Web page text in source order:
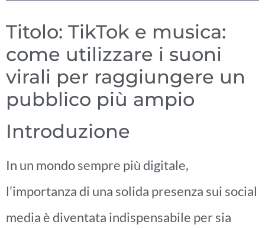
Titolo: TikTok e musica:
come utilizzare i suoni
virali per raggiungere un
pubblico più ampio
Introduzione
In un mondo sempre più digitale,
l’importanza di una solida presenza sui social
media è diventata indispensabile per sia